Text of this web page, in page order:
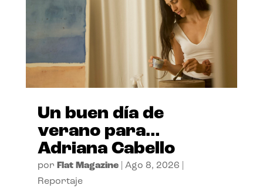
Un buen día de
verano para…
Adriana Cabello
por Flat Magazine| Ago 8, 2026
Reportaje